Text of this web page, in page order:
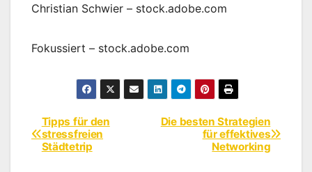
Christian Schwier – stock.adobe.com
Fokussiert – stock.adobe.com
BeitragsnavigationDie besten Strategien
für effektives
Networking
Tipps für den
stressfreien
Städtetrip